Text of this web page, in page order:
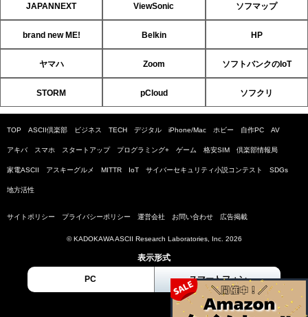
JAPANNEXT ViewSonic ソフマップ
brand new ME! Belkin HP
ヤマハ Zoom ソフトバンクのIoT
STORM pCloud ソフクリ
TOP ASCII倶楽部 ビジネス TECH デジタル iPhone/Mac ホビー 自作PC AV
アキバ スマホ スタートアップ プログラミング+ ゲーム 格安SIM 倶楽部情報局
家電ASCII アスキーグルメ MITTR IoT サイバーセキュリティ小説コンテスト SDGs
地方活性
サイトポリシー プライバシーポリシー 運営会社 お問い合わせ 広告掲載
© KADOKAWA ASCII Research Laboratories, Inc. 2026
表示形式
PC スマートフォン